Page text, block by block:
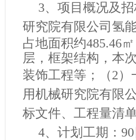
3、项目 概况及
研究院有限公司 氢
占地面积约485.46
层，框架结构，本
装饰工程等；（2
用机械研究院有限
标文件、工程量清
4、计划工期： 9